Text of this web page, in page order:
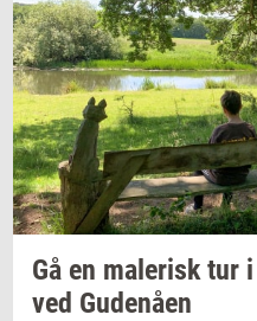
Gå en ma­le­risktur i
ved Gu­denå­en